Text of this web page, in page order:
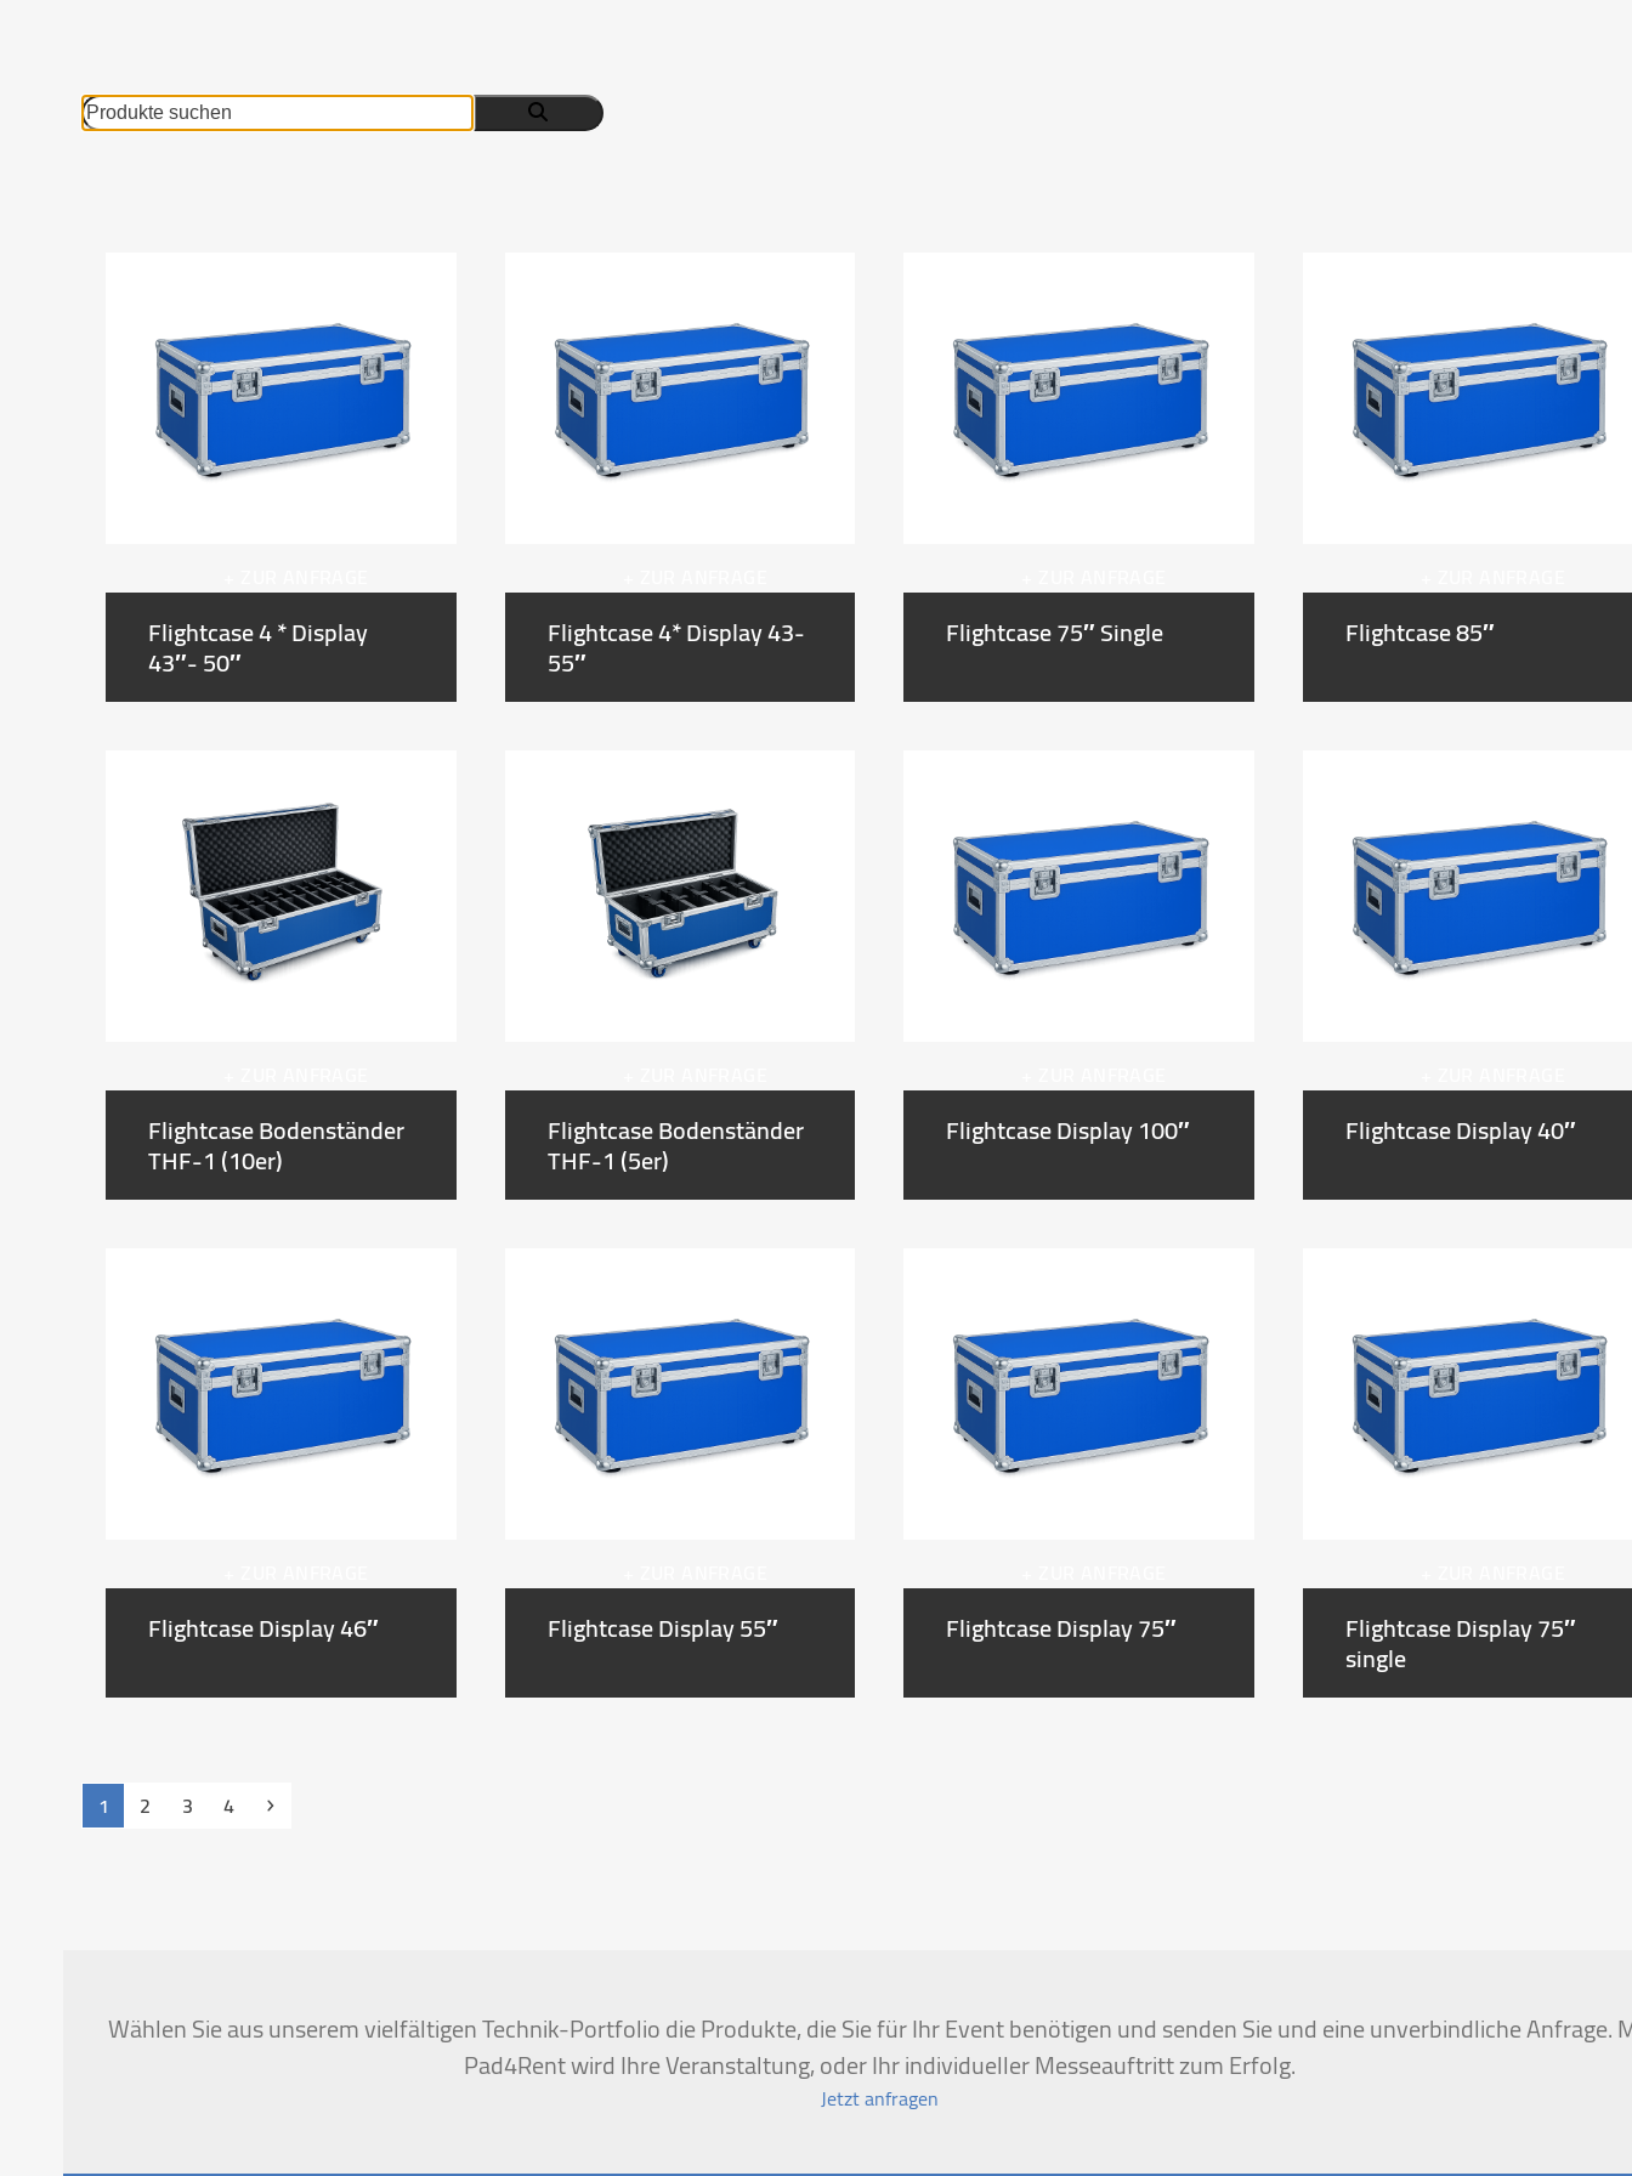
Produkte
suchen
Flightcase 4 * Display
43″- 50″
Flightcase 4* Display 43-
55″
Flightcase 75″ Single Flightcase 85″
Flightcase Bodenständer
THF-1 (10er)
Flightcase Bodenständer
THF-1 (5er)
Flightcase Display 100″ Flightcase Display 40″
Flightcase Display 46″ Flightcase Display 55″ Flightcase Display 75″ Flightcase Display 75″
single
Seite
1 Seite
2 Seite
3 Seite
4 Vorwärts
Wählen Sie aus unserem vielfältigen Technik-Portfolio die Produkte, die Sie für Ihr Event benötigen und senden Sie und eine unverbindliche Anfrage.
Pad4Rent wird Ihre Veranstaltung, oder Ihr individueller Messeauftritt zum Erfolg.
Jetzt anfragen